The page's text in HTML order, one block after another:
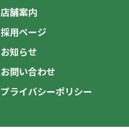
店舗案内
採用ページ
お知らせ
お問い合わせ
プライバシーポリシー